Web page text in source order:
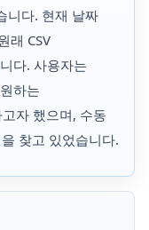
니다. 현재 날짜
래 CSV
다. 사용자는
하는
자 했으며, 수동
찾고 있었습니다.